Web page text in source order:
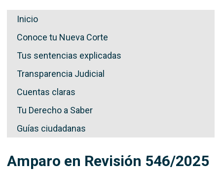
Secciones de Transparencia
Inicio
Conoce tu Nueva Corte
Tus sentencias explicadas
Transparencia Judicial
Cuentas claras
Tu Derecho a Saber
Guías ciudadanas
Amparo en Revisión 546/2025